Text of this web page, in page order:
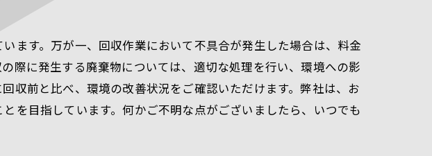
ます。万が一、回収作業において不具合が発生した場合は、料金
際に発生する廃棄物については、適切な処理を行い、環境への影
収前と比べ、環境の改善状況をご確認いただけます。弊社は、お
を目指しています。何かご不明な点がございましたら、いつでも